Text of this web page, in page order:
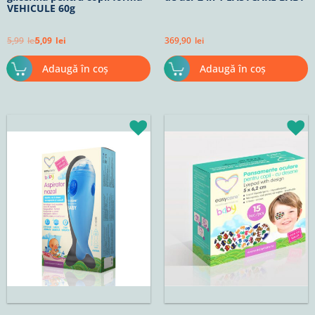
VEHICULE 60g
5,99 lei5,09 lei
Adaugă în coș
369,90 lei
Adaugă în coș